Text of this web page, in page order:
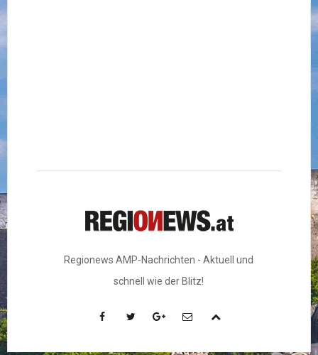
Regionews AMP-Nachrichten - Aktuell und
schnell wie der Blitz!